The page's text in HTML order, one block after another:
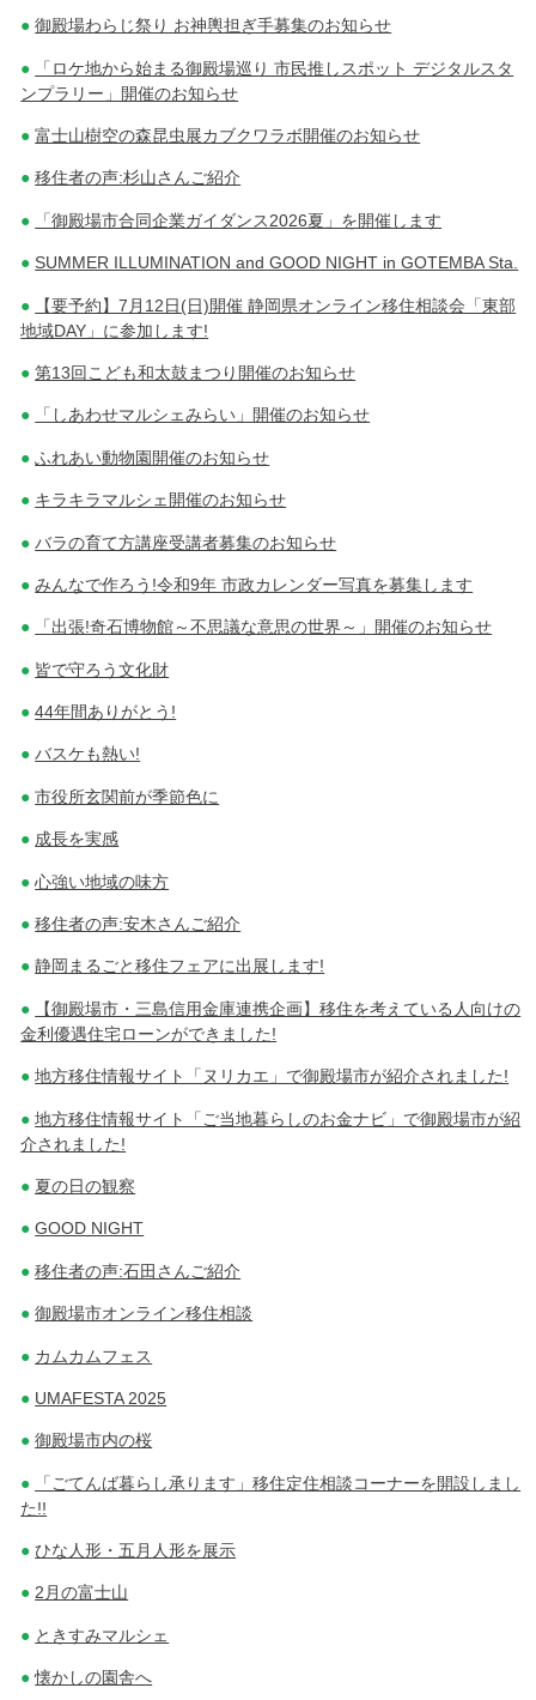
ビ
ゲ
シ
ョ
ン
御殿場わらじ祭り お神輿担ぎ手募集のお知らせ
「ロケ地から始まる御殿場巡り 市民推しスポット デジタルスタ
ンプラリー」開催のお知らせ
富士山樹空の森昆虫展カブクワラボ開催のお知らせ
移住者の声:杉山さんご紹介
「御殿場市合同企業ガイダンス2026夏」を開催します
SUMMER ILLUMINATION and GOOD NIGHT in GOTEMBA Sta.
【要予約】7月12日(日)開催 静岡県オンライン移住相談会「東部
地域DAY」に参加します!
第13回こども和太鼓まつり開催のお知らせ
「しあわせマルシェみらい」開催のお知らせ
ふれあい動物園開催のお知らせ
キラキラマルシェ開催のお知らせ
バラの育て方講座受講者募集のお知らせ
みんなで作ろう!令和9年 市政カレンダー写真を募集します
「出張!奇石博物館～不思議な意思の世界～」開催のお知らせ
皆で守ろう文化財
44年間ありがとう!
バスケも熱い!
市役所玄関前が季節色に
成長を実感
心強い地域の味方
移住者の声:安木さんご紹介
静岡まるごと移住フェアに出展します!
【御殿場市・三島信用金庫連携企画】移住を考えている人向けの
金利優遇住宅ローンができました!
地方移住情報サイト「ヌリカエ」で御殿場市が紹介されました!
地方移住情報サイト「ご当地暮らしのお金ナビ」で御殿場市が紹
介されました!
夏の日の観察
GOOD NIGHT
移住者の声:石田さんご紹介
御殿場市オンライン移住相談
カムカムフェス
UMAFESTA 2025
御殿場市内の桜
「ごてんば暮らし承ります」移住定住相談コーナーを開設しまし
た!!
ひな人形・五月人形を展示
2月の富士山
ときすみマルシェ
懐かしの園舎へ